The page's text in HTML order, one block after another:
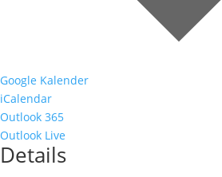
Google Kalender
iCalendar
Outlook 365
Outlook Live
Details